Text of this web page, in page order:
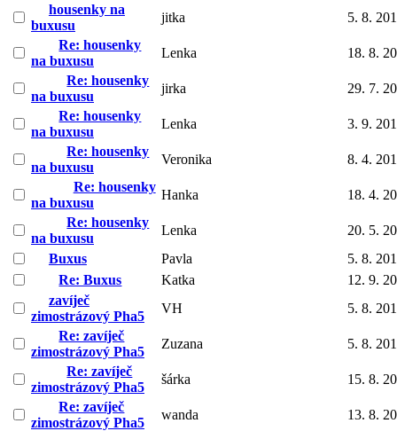
housenky na
buxusu
jitka
5. 8.
Re: housenky
na buxusu
Lenka
18. 8.
Re: housenky
na buxusu
jirka
29. 7.
Re: housenky
na buxusu
Lenka
3. 9.
Re: housenky
na buxusu
Veronika
8. 4.
Re: housenky
na buxusu
Hanka
18. 4.
Re: housenky
na buxusu
Lenka
20. 5.
Buxus
Pavla
5. 8.
Re: Buxus
Katka
12. 9.
zavíječ
zimostrázový Pha5
VH
5. 8.
Re: zavíječ
zimostrázový Pha5
Zuzana
5. 8.
Re: zavíječ
zimostrázový Pha5
šárka
15. 8.
Re: zavíječ
zimostrázový Pha5
wanda
13. 8.